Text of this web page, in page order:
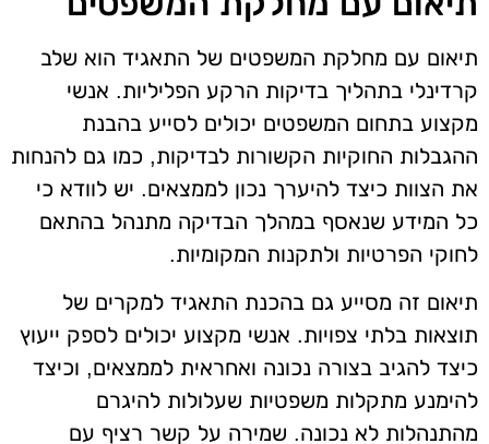
תיאום עם מחלקת המשפטים של התאגיד הוא שלב
קרדינלי בתהליך בדיקות הרקע הפליליות. אנשי
מקצוע בתחום המשפטים יכולים לסייע בהבנת
ההגבלות החוקיות הקשורות לבדיקות, כמו גם להנחות
את הצוות כיצד להיערך נכון לממצאים. יש לוודא כי
כל המידע שנאסף במהלך הבדיקה מתנהל בהתאם
לחוקי הפרטיות ולתקנות המקומיות.
תיאום זה מסייע גם בהכנת התאגיד למקרים של
תוצאות בלתי צפויות. אנשי מקצוע יכולים לספק ייעוץ
כיצד להגיב בצורה נכונה ואחראית לממצאים, וכיצד
להימנע מתקלות משפטיות שעלולות להיגרם
מהתנהלות לא נכונה. שמירה על קשר רציף עם